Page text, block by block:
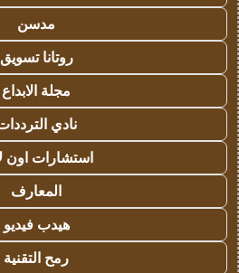
مدسن
روتانا تسويق
مجلة الابداع
نادي
استشارات اون
المعارف
هيدب فيديو
رمح التقنية